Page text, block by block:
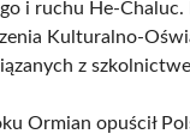
i ruchu He-
Kulturalno-
z
Ormian opuścił